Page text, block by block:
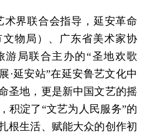
术界联合会指导 ， 延安革命
物局） 、 广东省美术家协
游局联合主 办的“圣地欢歌
·延安站”在延安鲁艺文化中
圣地， 更是新中国文艺的摇
积淀了“文艺为 人民服务”的
根生活、 赋能大众的创 作初